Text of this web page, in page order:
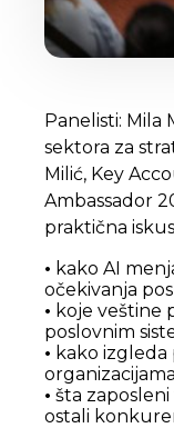
Panelisti: Mila
sektora za
Milić, Key
Ambassador
praktična
• kako AI
očekivanja
• koje veštine
poslovnim
• kako izgleda
organizacijama
• šta
ostali